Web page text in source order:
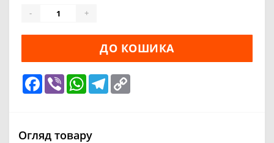
- +
ДО КОШИКА
Facebook
Viber WhatsApp
Telegram
Огляд товару